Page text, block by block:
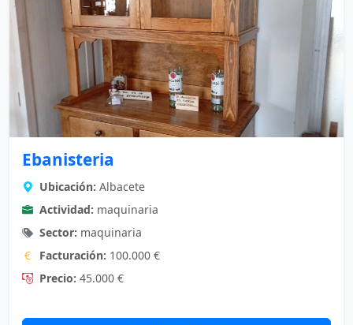
Ebanisteria
Ubicación: Albacete
Actividad: maquinaria
Sector: maquinaria
Facturación: 100.000 €
Precio: 45.000 €